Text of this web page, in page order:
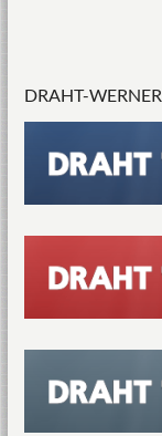
DRAHT-